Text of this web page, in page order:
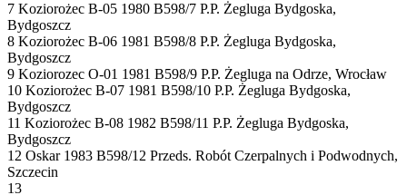
7 Koziorożec B-05 1980 B598/7 P.P. Żegluga Bydgoska,
Bydgoszcz
8 Koziorożec B-06 1981 B598/8 P.P. Żegluga Bydgoska,
Bydgoszcz
9 Koziorozec O-01 1981 B598/9 P.P. Żegluga na Odrze, Wrocław
10 Koziorożec B-07 1981 B598/10 P.P. Żegluga Bydgoska,
Bydgoszcz
11 Koziorożec B-08 1982 B598/11 P.P. Żegluga Bydgoska,
Bydgoszcz
12 Oskar 1983 B598/12 Przeds. Robót Czerpalnych i Podwodnych,
Szczecin
13